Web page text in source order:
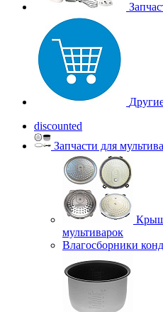
discounted
Запчасти для
мультиварок
Влагосборники